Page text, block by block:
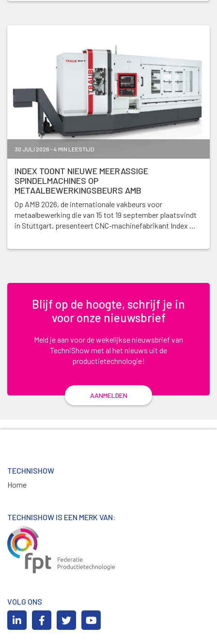
30 JULI 2026 - 4 MIN LEESTIJD
INDEX TOONT NIEUWE MEERASSIGE
SPINDELMACHINES OP
METAALBEWERKINGSBEURS AMB
Op AMB 2026, de internationale vakbeurs voor
metaalbewerking die van 15 tot 19 september plaatsvindt
in Stuttgart, presenteert CNC-machinefabrikant Index …
Blijf op de hoogte, schrijf je in
voor onze nieuwsbrief
Meld je aan voor de wekelijkse nieuwsbrief van
TechniShow met al het nieuws uit de
productietechnologie!
AANMELDEN
TECHNISHOW
Home
TECHNISHOW IS EEN MERK VAN:
VOLG ONS